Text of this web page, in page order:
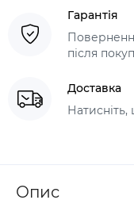
Гарантія
після
Доставка
Опис